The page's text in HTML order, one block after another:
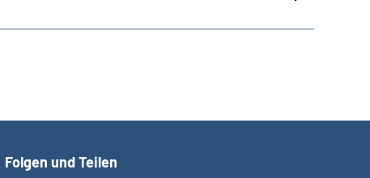
Folgen und Teilen